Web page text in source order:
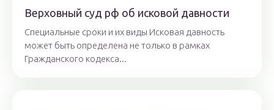
Верховный суд рф об исковой давности
Специальные сроки и их виды Исковая давность
может быть определена не только в рамках
Гражданского кодекса...